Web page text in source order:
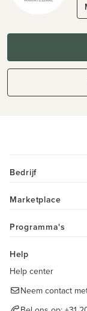
Bedrijf
Marketplace
Programma's
Help
Help center
Neem contact